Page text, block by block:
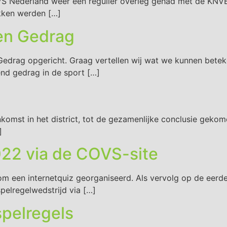
werden […]
Gedrag
opgericht. Graag vertellen wij wat we kunnen
gedrag in de sport […]
in het district, tot de gezamenlijke conclusie
via de COVS-site
een internetquiz georganiseerd. Als vervolg op de
via […]